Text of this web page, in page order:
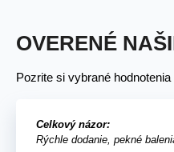
OVERENÉ
Pozrite si vybrané
Celkový názor:
Rýchle dodanie, pekné